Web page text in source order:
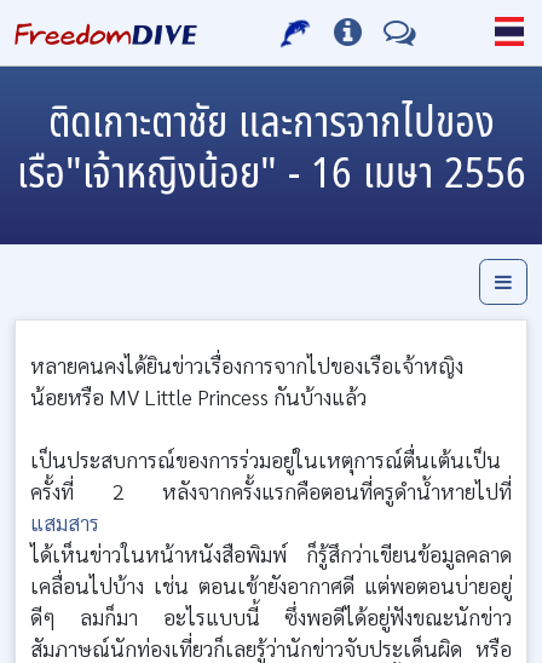
ติดเกาะตาชัย และการจากไปของ
เรือ"เจ้าหญิงน้อย" - 16 เมษา 2556
หลายคนคงได้ยินข่าวเรื่องการจากไปของเรือเจ้าหญิง
น้อยหรือ MV Little Princess กันบ้างแล้ว
เป็นประสบการณ์ของการร่วมอยู่ในเหตุการณ์ตื่นเต้นเป็น
ครั้งที่ 2 หลังจากครั้งแรกคือตอนที่ครูดำน้ำหายไปที่
แสมสาร
ได้เห็นข่าวในหน้าหนังสือพิมพ์ ก็รู้สึกว่าเขียนข้อมูลคลาด
เคลื่อนไปบ้าง เช่น ตอนเช้ายังอากาศดี แต่พอตอนบ่ายอยู่
ดีๆ ลมก็มา อะไรแบบนี้ ซึ่งพอดีได้อยู่ฟังขณะนักข่าว
สัมภาษณ์นักท่องเที่ยวก็เลยรู้ว่านักข่าวจับประเด็นผิด หรือ